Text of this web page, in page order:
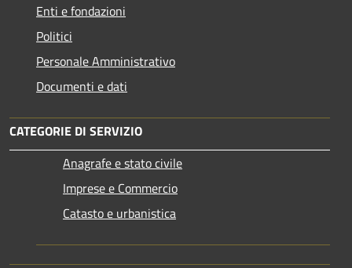
Enti e fondazioni
Politici
Personale Amministrativo
Documenti e dati
CATEGORIE DI SERVIZIO
Anagrafe e stato civile
Imprese e Commercio
Catasto e urbanistica